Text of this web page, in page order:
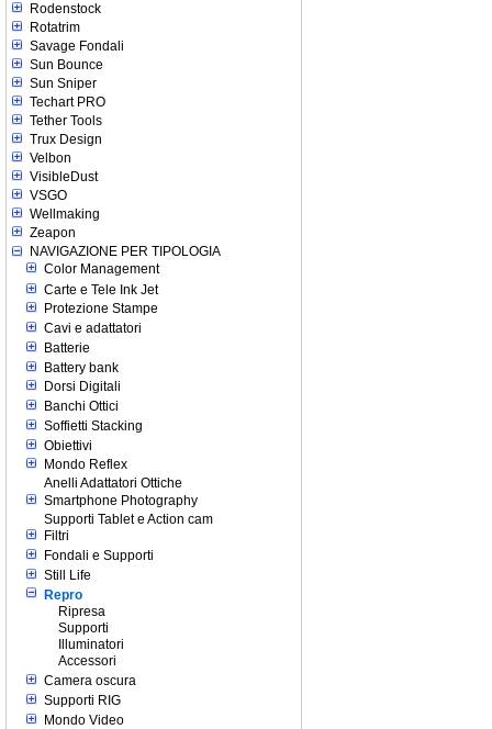
Rodenstock
Rotatrim
Savage Fondali
Sun Bounce
Sun Sniper
Techart PRO
Tether Tools
Trux Design
Velbon
VisibleDust
VSGO
Wellmaking
Zeapon
NAVIGAZIONE PER TIPOLOGIA
Color Management
Carte e Tele Ink Jet
Protezione Stampe
Cavi e adattatori
Batterie
Battery bank
Dorsi Digitali
Banchi Ottici
Soffietti Stacking
Obiettivi
Mondo Reflex
Anelli Adattatori Ottiche
Smartphone Photography
Supporti Tablet e Action cam
Filtri
Fondali e Supporti
Still Life
Repro
Ripresa
Supporti
Illuminatori
Accessori
Camera oscura
Supporti RIG
Mondo Video